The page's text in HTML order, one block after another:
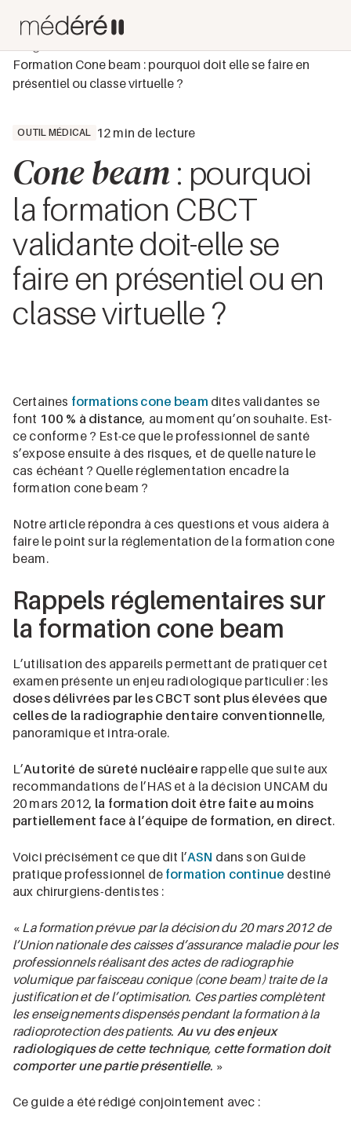
Formation Cone beam : pourquoi doit elle se faire en
présentiel ou classe virtuelle ?
OUTIL MÉDICAL 12 min de lecture
Cone beam : pourquoi
la formation CBCT
validante doit-elle se
faire en présentiel ou en
classe virtuelle ?
Certaines formations cone beam dites validantes se
font 100 % à distance, au moment qu’on souhaite. Est-
ce conforme ? Est-ce que le professionnel de santé
s’expose ensuite à des risques, et de quelle nature le
cas échéant ? Quelle réglementation encadre la
formation cone beam ?
Notre article répondra à ces questions et vous aidera à
faire le point sur la réglementation de la formation cone
beam.
Rappels réglementaires sur
la formation cone beam
L’utilisation des appareils permettant de pratiquer cet
examen présente un enjeu radiologique particulier : les
doses délivrées par les CBCT sont plus élevées que
celles de la radiographie dentaire conventionnelle,
panoramique et intra-orale.
L’Autorité de sûreté nucléaire rappelle que suite aux
recommandations de l’HAS et à la décision UNCAM du
20 mars 2012, la formation doit être faite au moins
partiellement face à l’équipe de formation, en direct.
Voici précisément ce que dit l’ASN dans son Guide
pratique professionnel de formation continue destiné
aux chirurgiens-dentistes :
« La formation prévue par la décision du 20 mars 2012 de
l’Union nationale des caisses d’assurance maladie pour les
professionnels réalisant des actes de radiographie
volumique par faisceau conique (cone beam) traite de la
justification et de l’optimisation. Ces parties complètent
les enseignements dispensés pendant la formation à la
radioprotection des patients. Au vu des enjeux
radiologiques de cette technique, cette formation doit
comporter une partie présentielle. »
Ce guide a été rédigé conjointement avec :